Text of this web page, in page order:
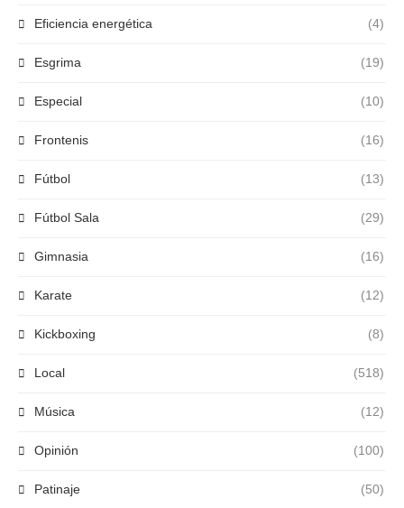
Eficiencia energética (4)
Esgrima (19)
Especial (10)
Frontenis (16)
Fútbol (13)
Fútbol Sala (29)
Gimnasia (16)
Karate (12)
Kickboxing (8)
Local (518)
Música (12)
Opinión (100)
Patinaje (50)